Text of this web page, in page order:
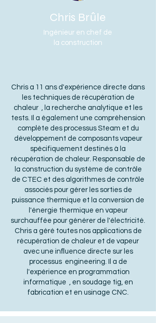
Ingénieur en chef de
la construction
Chris Brûle
Chris a 11 ans d'expérience directe dans
les techniques de récupération de
chaleur , la recherche analytique et les
tests. Il a également une compréhension
complète des processus Steam et du
développement de composants vapeur
spécifiquement destinés à la
récupération de chaleur. Responsable de
la construction du système de contrôle
de CTEC et des algorithmes de contrôle
associés pour gérer les sorties de
puissance thermique et la conversion de
l'énergie thermique en vapeur
surchauffée pour générer de l'électricité.
Chris a géré toutes nos applications de
récupération de chaleur et de vapeur
avec une inﬂuence directe sur les
processus engineering. Il a de
l'expérience en programmation
informatique , en soudage tig, en
fabrication et en usinage CNC.